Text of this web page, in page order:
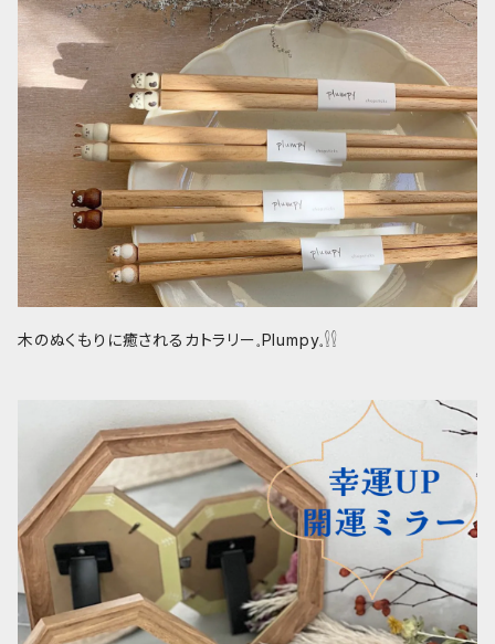
木のぬくもりに癒されるカトラリー𓈒Plumpy𓈒𓍛𓍛